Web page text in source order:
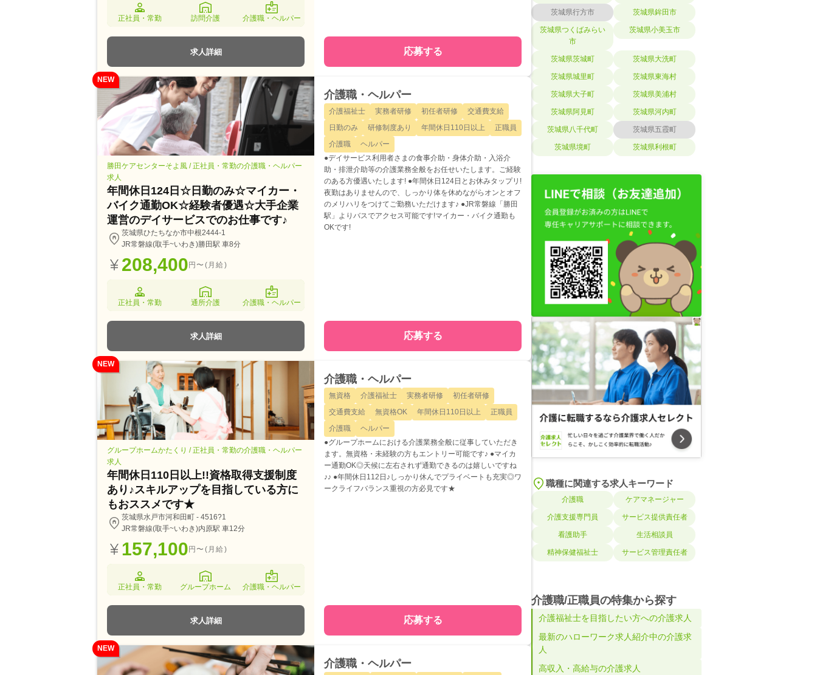
正社員・常勤 訪問介護 介護職・ヘルパー
求人詳細 応募する
NEW
勝田ケアセンターそよ風 / 正社員・常勤の介護職・ヘルパー
求人
年間休日124日☆日勤のみ☆マイカー・
バイク通勤OK☆経験者優遇☆大手企業
運営のデイサービスでのお仕事です♪
茨城県ひたちなか市中根2444-1
JR常磐線(取手~いわき)勝田駅 車8分
208,400円〜(月給)
正社員・常勤 通所介護 介護職・ヘルパー
求人詳細
介護職・ヘルパー
介護福祉士 実務者研修 初任者研修
交通費支給
日勤のみ
研修制度あり 年間休日110日以上
正職員
介護職
ヘルパー
●デイサービス利用者さまの食事介助・身体介助・入浴介
助・排泄介助等の介護業務全般をお任せいたします。ご経験
のある方優遇いたします! ●年間休日124日とお休みタップリ!
夜勤はありませんので、しっかり体を休めながらオンとオフ
のメリハリをつけてご勤務いただけます♪ ●JR常磐線「勝田
駅」よりバスでアクセス可能です!マイカー・バイク通勤も
OKです!
応募する
NEW
グループホームかたくり / 正社員・常勤の介護職・ヘルパー
求人
年間休日110日以上!!資格取得支援制度
あり♪スキルアップを目指している方に
もおススメです★
茨城県水戸市河和田町 - 4516?1
JR常磐線(取手~いわき)内原駅 車12分
157,100円〜(月給)
正社員・常勤 グループホーム 介護職・ヘルパー
求人詳細
介護職・ヘルパー
無資格 介護福祉士 実務者研修
初任者研修
交通費支給
無資格OK 年間休日110日以上
正職員
介護職
ヘルパー
●グループホームにおける介護業務全般に従事していただき
ます。無資格・未経験の方もエントリー可能です♪ ●マイカ
ー通勤OK◎天候に左右されず通勤できるのは嬉しいですね
♪♪ ●年間休日112日♪しっかり休んでプライベートも充実◎ワ
ークライフバランス重視の方必見です★
応募する
NEW
介護職・ヘルパー
茨城県行方市 茨城県鉾田市
茨城県つくばみらい
市
茨城県小美玉市
茨城県茨城町 茨城県大洗町
茨城県城里町 茨城県東海村
茨城県大子町 茨城県美浦村
茨城県阿見町 茨城県河内町
茨城県八千代町 茨城県五霞町
茨城県境町 茨城県利根町
職種に関連する求人キーワード
介護職 ケアマネージャー
介護支援専門員 サービス提供責任者
看護助手 生活相談員
精神保健福祉士 サービス管理責任者
介護職/正職員の特集から探す
介護福祉士を目指したい方への介護求人
最新のハローワーク求人紹介中の介護求
人
高収入・高給与の介護求人